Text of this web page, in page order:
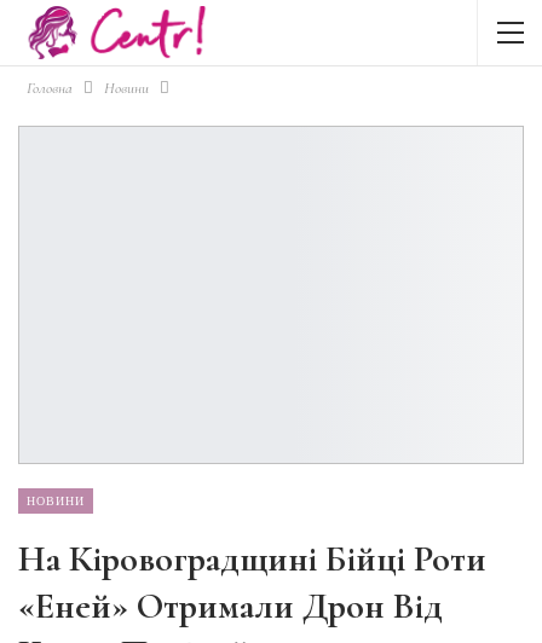
Головна Новини
НОВИНИ
На Кіровоградщині Бійці Роти
«Еней» Отримали Дрон Від